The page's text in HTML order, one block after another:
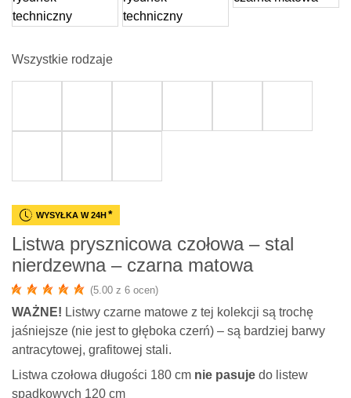
Wszystkie rodzaje
WYSYŁKA W 24H*
Listwa prysznicowa czołowa – stal
nierdzewna – czarna matowa
(5.00 z 6 ocen)
WAŻNE! Listwy czarne matowe z tej kolekcji są trochę
jaśniejsze (nie jest to głęboka czerń) – są bardziej barwy
antracytowej, grafitowej stali.
Listwa czołowa długości 180 cm nie pasuje do listew
spadkowych 120 cm